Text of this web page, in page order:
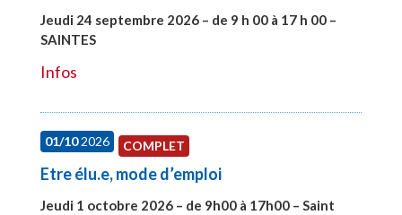
Jeudi 24 septembre 2026 – de 9 h 00 à 17 h 00 –
SAINTES
Infos
01/102026 COMPLET
Etre élu.e, mode d’emploi
Jeudi 1 octobre 2026 – de 9h00 à 17h00 – Saint